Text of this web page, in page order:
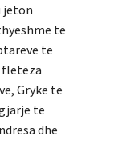
jeton
të
të
fletëza
Grykë të
të
dhe